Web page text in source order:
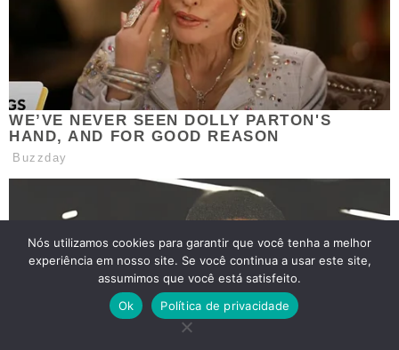
Nós utilizamos cookies para garantir que você tenha a melhor
experiência em nosso site. Se você continua a usar este site,
assumimos que você está satisfeito.
Ok
Política de privacidade